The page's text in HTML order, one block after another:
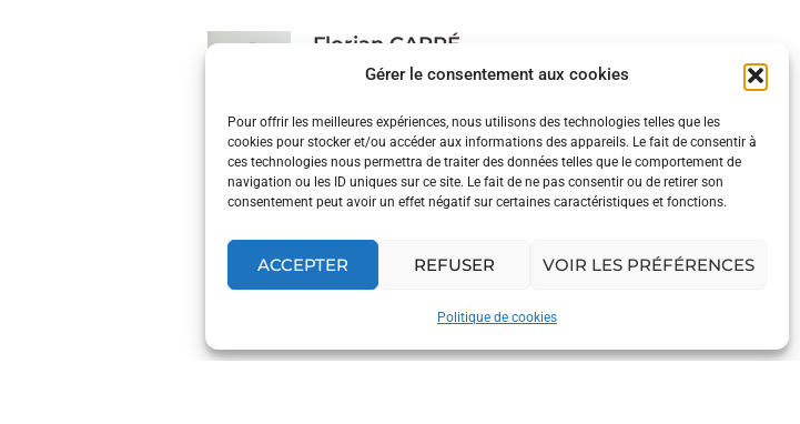
Gérer le consentement aux cookies
Pour offrir les meilleures expériences, nous utilisons des technologies telles que les
cookies pour stocker et/ou accéder aux informations des appareils. Le fait de consentir à
ces technologies nous permettra de traiter des données telles que le comportement de
navigation ou les ID uniques sur ce site. Le fait de ne pas consentir ou de retirer son
consentement peut avoir un effet négatif sur certaines caractéristiques et fonctions.
ACCEPTER REFUSER VOIR LES PRÉFÉRENCES
Politique de cookies
Florian CARRÉ
Courtier
Christelle LEROY
Couturière
5 juin 2026